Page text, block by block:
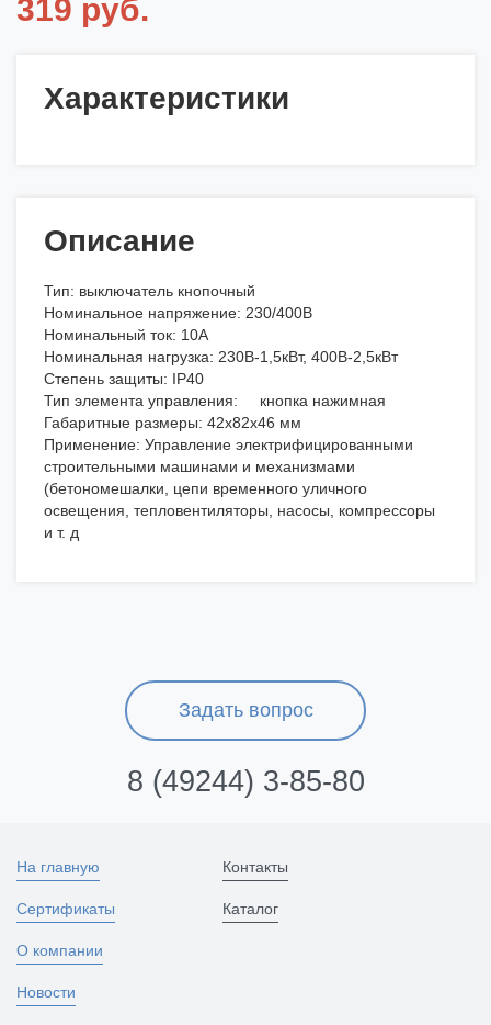
319 руб.
Характеристики
Описание
Тип: выключатель кнопочный
Номинальное напряжение: 230/400В
Номинальный ток: 10А
Номинальная нагрузка: 230В-1,5кВт, 400В-2,5кВт
Степень защиты: IP40
Тип элемента управления: кнопка нажимная
Габаритные размеры: 42х82х46 мм
Применение: Управление электрифицированными
строительными машинами и механизмами
(бетономешалки, цепи временного уличного
освещения, тепловентиляторы, насосы, компрессоры
и т. д
Задать вопрос
8 (49244) 3-85-80
На главную
Сертификаты
О компании
Новости
Контакты
Каталог